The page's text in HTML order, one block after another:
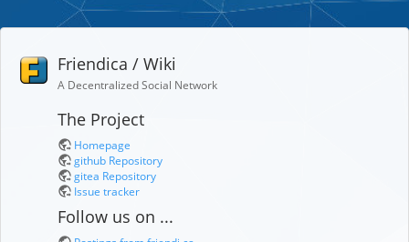
Friendica / Wiki
A Decentralized Social Network
The Project
Homepage
github Repository
gitea Repository
Issue tracker
Follow us on ...